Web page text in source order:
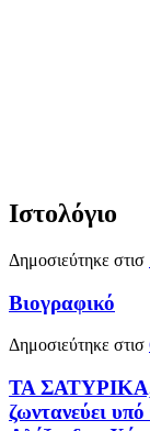
Ιστολόγιο
Δημοσιεύτηκε στισ
Βιογραφικό
Δημοσιεύτηκε στισ
ΤΑ ΣΑΤΥΡΙΚΑ,
ζωντανεύει